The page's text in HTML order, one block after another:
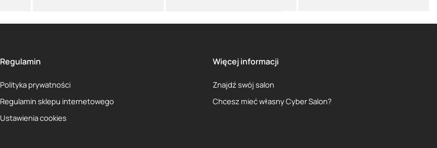
Regulamin
Polityka prywatności
Regulamin sklepu internetowego
Ustawienia cookies
Więcej informacji
Znajdź swój salon
Chcesz mieć własny Cyber Salon?